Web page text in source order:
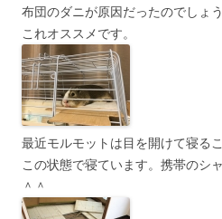
布団のダニが原因だったのでしょう
これオススメです。
最近モルモットは目を開けて寝る
この状態で寝ています。携帯のシ
＾＾